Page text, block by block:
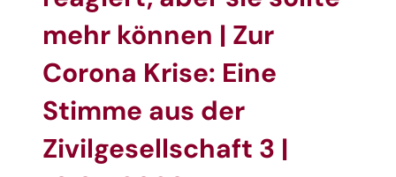
mehr können | Zur
Corona Krise: Eine
Stimme aus der
Zivilgesellschaft 3 |